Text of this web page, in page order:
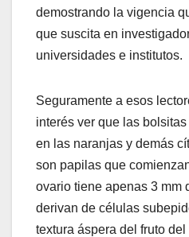
demostrando la vigencia
que suscita en
universidades e institutos.
Seguramente a esos
interés ver que las
en las naranjas y demás
son papilas que
ovario tiene apenas 3 mm
derivan de células
textura áspera del fruto